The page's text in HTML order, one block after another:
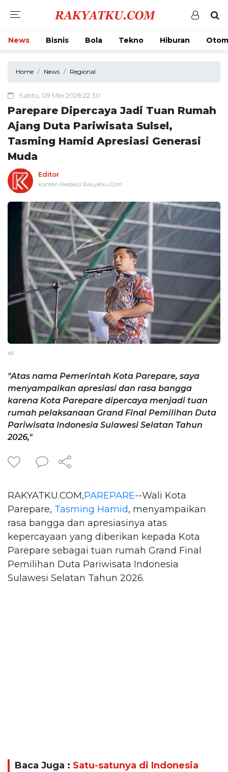
News Bisnis Bola Tekno Hiburan
Home News Regional
Sabtu, 09 Mei 2026 22:30
Parepare Dipercaya Jadi Tuan Rumah
Ajang Duta Pariwisata Sulsel,
Tasming Hamid Apresiasi Generasi
Muda
Editor
Konten Redaksi Rakyatku.Com
ist
"Atas nama Pemerintah Kota Parepare, saya
menyampaikan apresiasi dan rasa bangga
karena Kota Parepare dipercaya menjadi tuan
rumah pelaksanaan Grand Final Pemilihan Duta
Pariwisata Indonesia Sulawesi Selatan Tahun
2026,"
RAKYATKU.COM,PAREPARE--Wali Kota
Parepare, Tasming Hamid, menyampaikan
rasa bangga dan apresiasinya atas
kepercayaan yang diberikan kepada Kota
Parepare sebagai tuan rumah Grand Final
Pemilihan Duta Pariwisata Indonesia
Sulawesi Selatan Tahun 2026.
Baca Juga : Satu-satunya di Indonesia